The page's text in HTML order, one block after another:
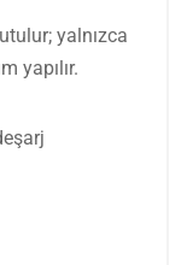
yalnızca
yapılır.